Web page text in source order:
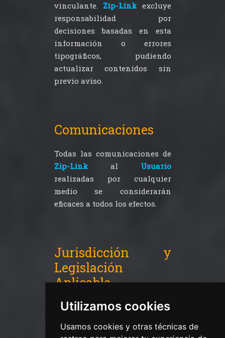
Utilizamos cookies
Usamos cookies y otras técnicas de
vinculante. Zip-Linkexcluye
responsabilidad por
decisiones basadas en esta
información o errores
tipográficos, pudiendo
actualizar contenidos sin
previo aviso.
Comunicaciones
Todas las comunicaciones de
Zip-Linkal Usuario
realizadas por cualquier
medio se considerarán
eficaces a todos los efectos.
Jurisdicción y
Legislación
Aplicable
Para cualquier cuestión
o cumplimiento del Aviso